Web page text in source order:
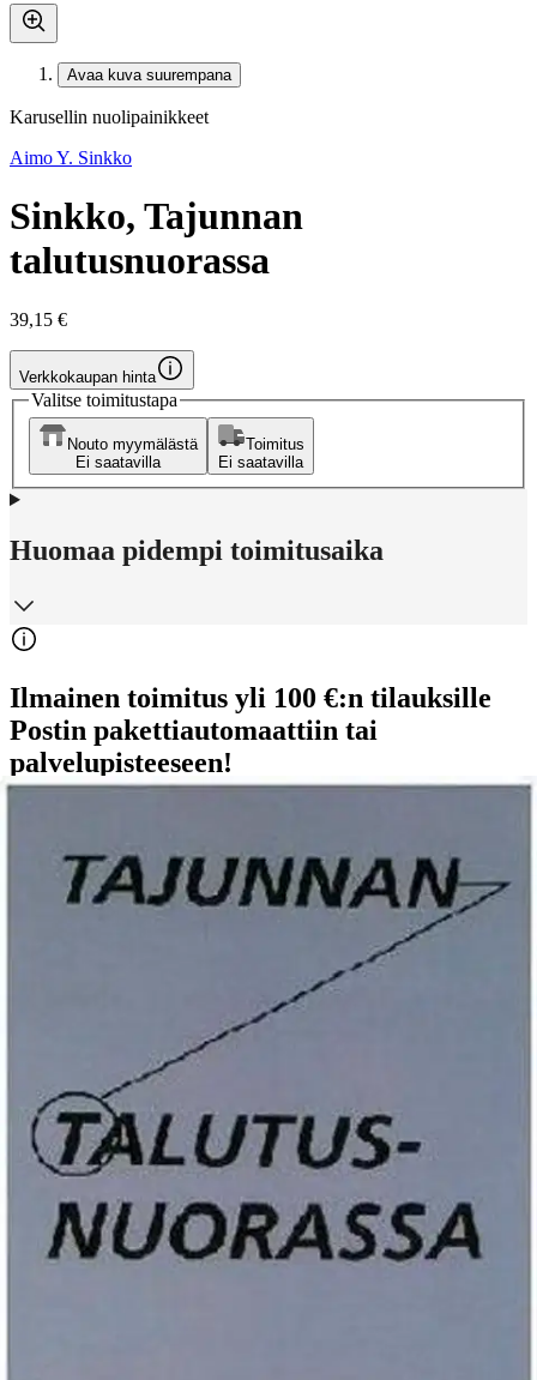
Avaa kuva suurempana
Karusellin nuolipainikkeet
Aimo Y. Sinkko
Sinkko, Tajunnan
talutusnuorassa
39,15 €
Verkkokaupan hinta
Valitse toimitustapa
Nouto myymälästä
Ei saatavilla
Toimitus
Ei saatavilla
Huomaa pidempi toimitusaika
Ilmainen toimitus yli 100 €:n tilauksille
Postin pakettiautomaattiin tai
palvelupisteeseen!
Tarkista myymäläsaatavuus
Tuotekuvaus
"TAJUNNAN TALUTUSNUORASSA" teoksessa kirjoittaja
haluaa korostaa yksilön oikeutta ja velvollisuutta noudattaa
elämässään kenestäkään riippumatta oman tajuntansa tahtoa